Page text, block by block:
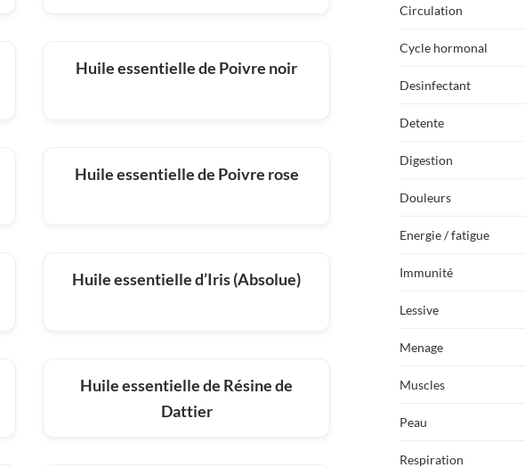
Huile essentielle de Poivre noir
Huile essentielle de Poivre rose
Huile essentielle d’Iris (Absolue)
Huile essentielle de Résine de
Dattier
Circulation
Cycle hormonal
Desinfectant
Detente
Digestion
Douleurs
Energie / fatigue
Immunité
Lessive
Menage
Muscles
Peau
Respiration